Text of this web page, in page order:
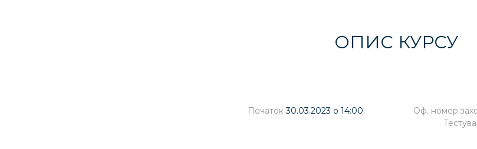
ОПИС КУРСУ
Початок 30.03.2023 о 14:00
Оф. номер